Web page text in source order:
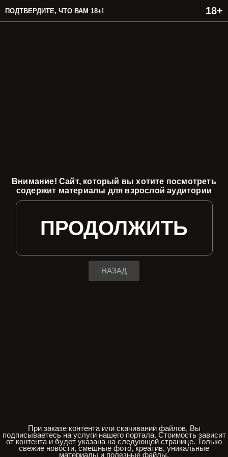
ПОДТВЕРДИТЕ, ЧТО ВАМ 18+!
Внимание! Сайт, который вы хотите посмотреть
содержит материалы для взрослой аудитории
ПРОДОЛЖИТЬ
НАЗАД
При заказе контента или скачивании файлов, Вы
подписываетесь на услуги нашего портала. Стоимость зависит
от контента и будет указана на следующей странице. Только
свежие новости, смешные фото, креатив, уникальные
материалы и полезные файлы.